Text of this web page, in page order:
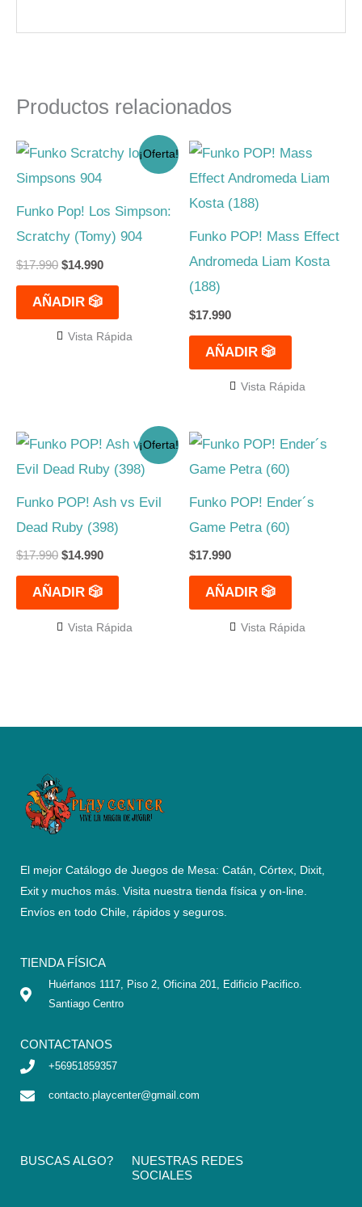
Productos relacionados
¡Oferta!
Funko Pop! Los Simpson:
Scratchy (Tomy) 904
$17.990
El
original
$17.990.
$14.990
El
precio
$14.990.
AÑADIR 🎲
Vista Rápida
Funko POP! Mass Effect
Andromeda Liam Kosta
(188)
$17.990
AÑADIR 🎲
Vista Rápida
¡Oferta!
Funko POP! Ash vs Evil
Dead Ruby (398)
$17.990
El
original
$17.990.
$14.990
El
actual
$14.990.
AÑADIR 🎲
Vista Rápida
Funko POP! Ender´s
Game Petra (60)
$17.990
AÑADIR 🎲
Vista Rápida
El mejor Catálogo de Juegos de Mesa: Catán, Córtex, Dixit,
Exit y muchos más. Visita nuestra tienda física y on-line.
Envíos en todo Chile, rápidos y seguros
TIENDA FÍSICA
Huérfanos 1117, Piso 2, Oficina 201, Edificio Pacifico.
Santiago Centro
CONTACTANOS
+56951859357
contacto.playcenter@gmail.com
BUSCAS ALGO?
NUESTRAS REDES
SOCIALES